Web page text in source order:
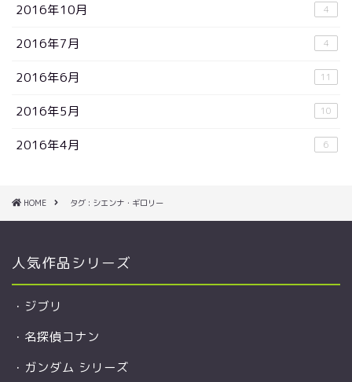
2016年10月 4
2016年7月 4
2016年6月 11
2016年5月 10
2016年4月 6
HOME タグ : シエンナ・ギロリー
人気作品シリーズ
・ ジブリ
・ 名探偵コナン
・ ガンダム シリーズ